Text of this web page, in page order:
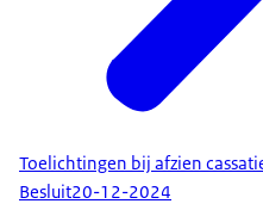
Toelichtingen bij afzien
Besluit20-12-2024